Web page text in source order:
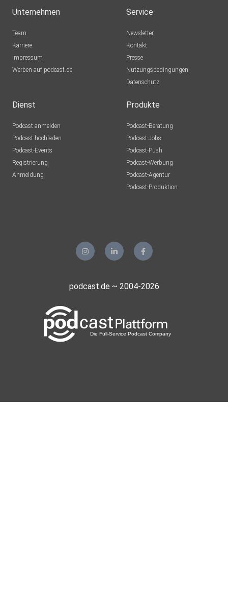
Unternehmen
Team
Karriere
Impressum
Werben auf podcast.de
Service
Newsletter
Kontakt
Presse
Nutzungsbedingungen
Datenschutz
Dienst
Podcast anmelden
Podcast hochladen
Podcast-Events
Registrierung
Anmeldung
Produkte
Podcast-Beratung
Podcast-Jobs
Podcast-Push
Podcast-Werbung
Podcast-Agentur
Podcast-Produktion
podcast.de ~ 2004-2026